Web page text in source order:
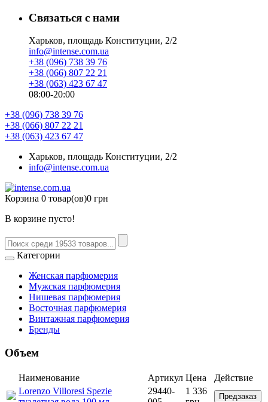
Связаться с нами
Харьков, площадь Конституции, 2/2
info@intense.com.ua
+38 (096) 738 39 76
+38 (066) 807 22 21
+38 (063) 423 67 47
08:00-20:00
+38 (096) 738 39 76
+38 (066) 807 22 21
+38 (063) 423 67 47
Харьков, площадь Конституции, 2/2
info@intense.com.ua
Корзина 0 товар(ов)0 грн
В корзине пусто!
Категории
Женская парфюмерия
Мужская парфюмерия
Нишевая парфюмерия
Восточная парфюмерия
Винтажная парфюмерия
Бренды
Объем
Наименование Артикул Цена
Действие
Lorenzo Villoresi Spezie
29440-
1 336
Предзаказ